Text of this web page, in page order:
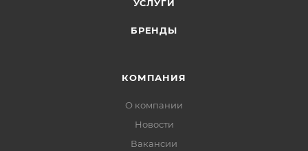
УСЛУГИ
БРЕНДЫ
КОМПАНИЯ
О компании
Новости
Вакансии